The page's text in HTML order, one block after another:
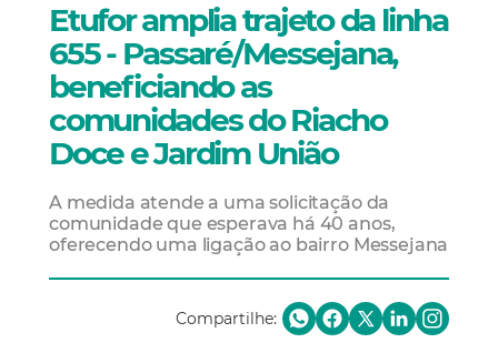
Etufor amplia trajeto da linha
655 - Passaré/Messejana,
beneficiando as
comunidades do Riacho
Doce e Jardim União
A medida atende a uma solicitação da
comunidade que esperava há 40 anos,
oferecendo uma ligação ao bairro Messejana
Compartilhe: